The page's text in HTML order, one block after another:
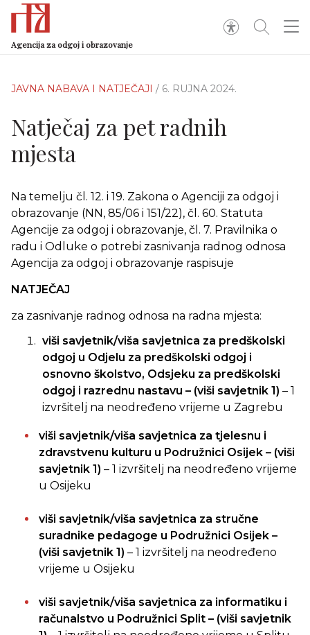
Agencija za odgoj i obrazovanje
JAVNA NABAVA I NATJEČAJI / 6. RUJNA 2024.
Natječaj za pet radnih
mjesta
Na temelju čl. 12. i 19. Zakona o Agenciji za odgoj i
obrazovanje (NN, 85/06 i 151/22), čl. 60. Statuta
Agencije za odgoj i obrazovanje, čl. 7. Pravilnika o
radu i Odluke o potrebi zasnivanja radnog odnosa
Agencija za odgoj i obrazovanje raspisuje
NATJEČAJ
za zasnivanje radnog odnosa na radna mjesta:
viši savjetnik/viša savjetnica za predškolski
odgoj u Odjelu za predškolski odgoj i
osnovno školstvo, Odsjeku za predškolski
odgoj i razrednu nastavu – (viši savjetnik 1) – 1
izvršitelj na neodređeno vrijeme u Zagrebu
viši savjetnik/viša savjetnica za tjelesnu i
zdravstvenu kulturu u Podružnici Osijek – (viši
savjetnik 1) – 1 izvršitelj na neodređeno vrijeme
u Osijeku
viši savjetnik/viša savjetnica za stručne
suradnike pedagoge u Podružnici Osijek –
(viši savjetnik 1) – 1 izvršitelj na neodređeno
vrijeme u Osijeku
viši savjetnik/viša savjetnica za informatiku i
računalstvo u Podružnici Split – (viši savjetnik